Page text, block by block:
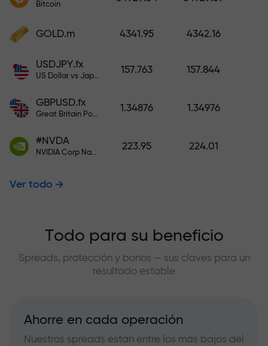
depósito, mayor será el
Bitcoin
GOLD.m 4341.95 4342.16
USDJPY.fx
US Dollar vs Japanese Yen
157.763 157.844
GBPUSD.fx
Great Britain Pound vs US Dollar
1.34876 1.34976
#NVDA
NVIDIA Corp Nasdaq Stock Exchange (Nasdaq) USD
223.95 224.01
Ver todo
Todo para su beneficio
Spreads, protección y bonos — sus claves para un
resultado estable
Ahorre en cada operación
Nuestros spreads están entre los más bajos del